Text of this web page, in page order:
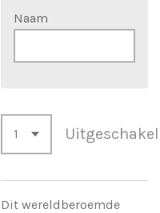
Naam
Dit wereldberoemde